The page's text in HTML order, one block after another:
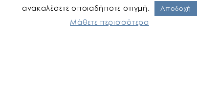
ανακαλέσετε οποιαδήποτε στιγμή.
Αποδοχή
Μάθετε περισσότερα
Αγγλικα Ελληνικα